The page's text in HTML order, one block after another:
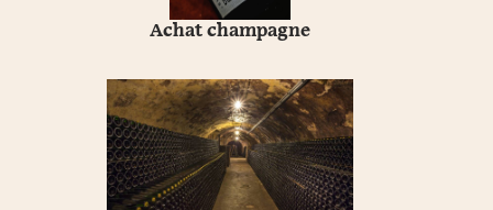
Achat champagne